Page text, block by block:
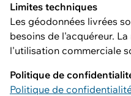
Limites techniques
Les géodonnées livrées
besoins de l'acquéreur.
l'utilisation commerciale
Politique de
Politique de